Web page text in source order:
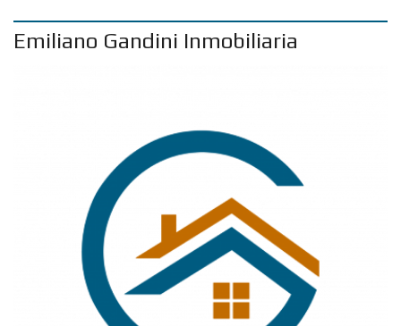
Emiliano Gandini Inmobiliaria